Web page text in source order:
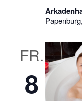
FR.
8